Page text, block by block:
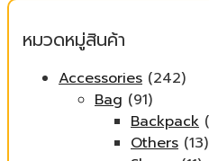
หมวดหมู่สินค้า
Accessories (242)
Bag (91)
Backpack
Others (13)